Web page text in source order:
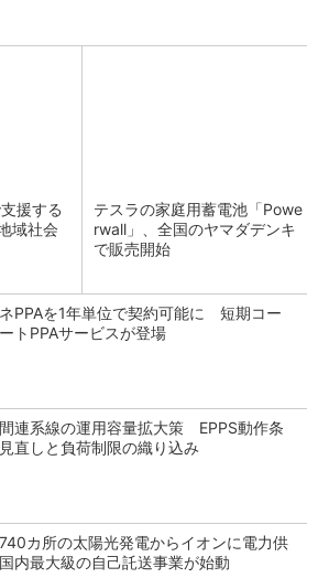
援する
域社会
テスラの家庭用蓄電池「Powe
rwall」、全国のヤマダデンキ
で販売開始
PPAを1年単位で契約可能に 短期コー
トPPAサービスが登場
連系線の運用容量拡大策 EPPS動作条
直しと負荷制限の織り込み
カ所の太陽光発電からイオンに電力供
内最大級の自己託送事業が始動